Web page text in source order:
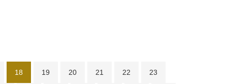
18 19 20 21 22 23